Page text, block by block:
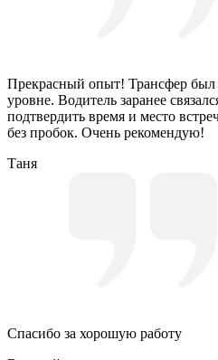
Прекрасный опыт! Трансфер был
уровне. Водитель заранее
подтвердить время и место
без пробок. Очень рекомендую!
Таня
Спасибо за хорошую работу